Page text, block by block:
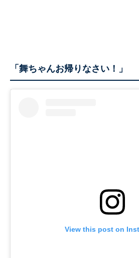
「舞ちゃんお帰りなさい！」
View this post on